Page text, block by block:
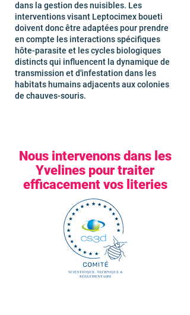
dans la gestion des nuisibles. Les
interventions visant Leptocimex boueti
doivent donc être adaptées pour prendre
en compte les interactions spécifiques
hôte-parasite et les cycles biologiques
distincts qui influencent la dynamique de
transmission et d'infestation dans les
habitats humains adjacents aux colonies
de chauves-souris.
Nous intervenons dans les
Yvelines pour traiter
efficacement vos literies